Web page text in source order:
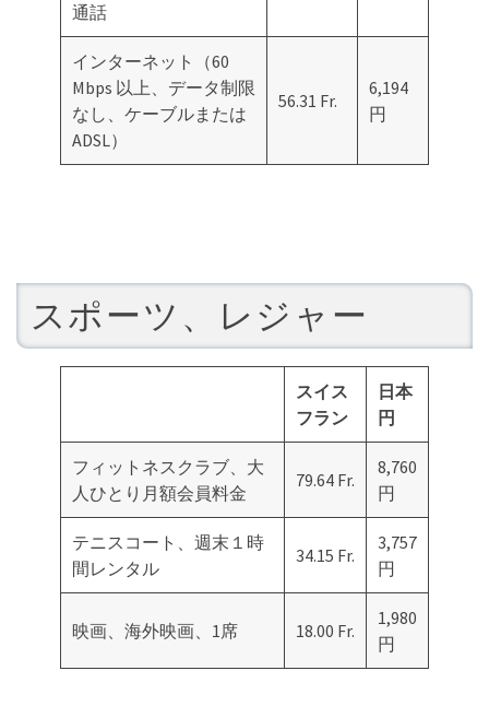
通話
インターネット（60
Mbps 以上、データ制限
なし、ケーブルまたは
ADSL）
56.31 Fr.
6,194
円
スポーツ、レジャー
スイス
フラン
日本
円
フィットネスクラブ、大
人ひとり月額会員料金
79.64 Fr.
8,760
円
テニスコート、週末１時
間レンタル
34.15 Fr.
3,757
円
映画、海外映画、1席 18.00 Fr.
1,980
円